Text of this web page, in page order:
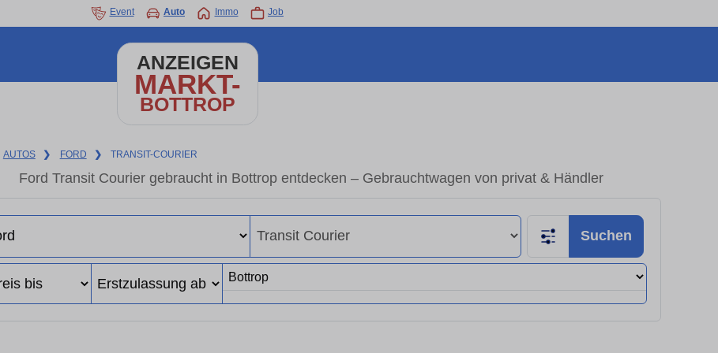
Event Auto Immo Job
ANZEIGEN
MARKT-
BOTTROP
AUTOS ❯ FORD ❯ TRANSIT-COURIER
Ford Transit Courier gebraucht in Bottrop entdecken – Gebrauchtwagen von privat & Händler
Suchen